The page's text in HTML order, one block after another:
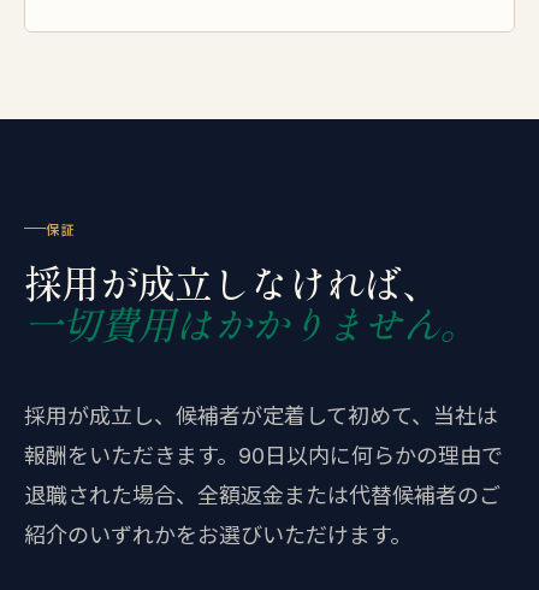
保証
採用が成立しなければ、
一切費用はかかりません。
採用が成立し、候補者が定着して初めて、当社は
報酬をいただきます。90日以内に何らかの理由で
退職された場合、全額返金または代替候補者のご
紹介のいずれかをお選びいただけます。